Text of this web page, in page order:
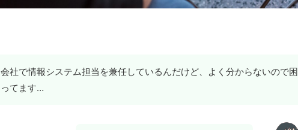
会社で情報システム担当を兼任しているんだけど、よく分からないので困
ってます…